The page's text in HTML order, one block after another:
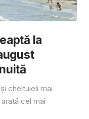
la
cheltuieli mai
cel mai